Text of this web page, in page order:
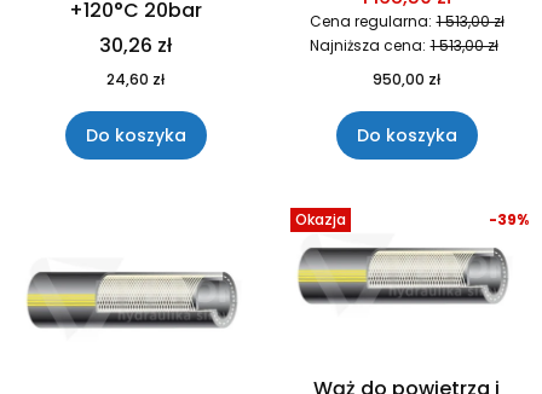
+120°C 20bar
30,26 zł
24,60 zł
Do koszyka
Cena regularna: 1 513,00 zł
Najniższa cena: 1 513,00 zł
950,00 zł
Do koszyka
Okazja -39%